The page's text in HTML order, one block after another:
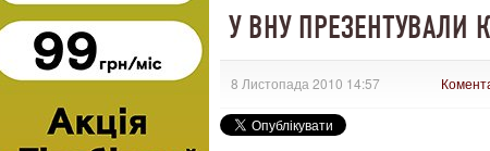
У ВНУ ПРЕЗЕНТУВАЛИ
8 Листопада 2010 14:57